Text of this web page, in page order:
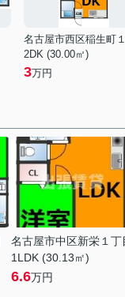
2DK (30.00㎡)
3万円
名古屋市中区新栄１丁
1LDK (30.13㎡)
6.6万円